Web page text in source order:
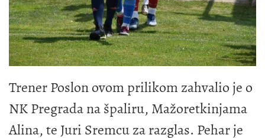
Trener Poslon ovom prilikom zahvalio je o
NK Pregrada na špaliru, Mažoretkinjama
Alina, te Juri Sremcu za razglas. Pehar je